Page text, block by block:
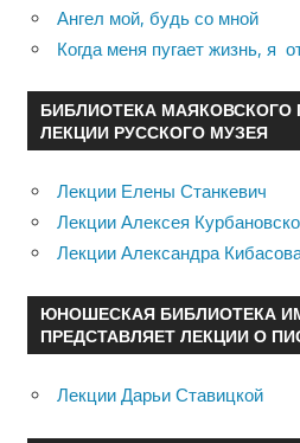
Ангел мой, будь со мной
Когда меня пугает жизнь, я
БИБЛИОТЕКА МАЯКОВСКОГО
ЛЕКЦИИ РУССКОГО МУЗЕЯ
Лекции Елены Станкевич
Лекции Алексея
Лекции Александра
ЮНОШЕСКАЯ БИБЛИОТЕКА
ПРЕДСТАВЛЯЕТ ЛЕКЦИИ О
Лекции Дарьи Ставицкой